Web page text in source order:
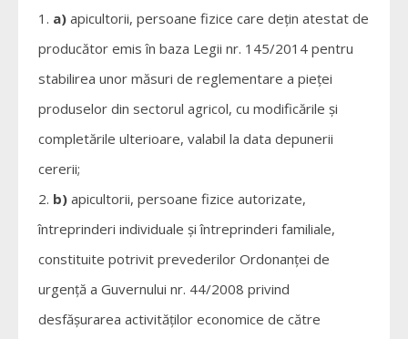
a) apicultorii, persoane fizice care dețin atestat de
producător emis în baza Legii nr. 145/2014 pentru
stabilirea unor măsuri de reglementare a pieței
produselor din sectorul agricol, cu modificările și
completările ulterioare, valabil la data depunerii
cererii;
b) apicultorii, persoane fizice autorizate,
întreprinderi individuale şi întreprinderi familiale,
constituite potrivit prevederilor Ordonanței de
urgență a Guvernului nr. 44/2008 privind
desfășurarea activităților economice de către